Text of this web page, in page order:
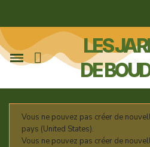
LES
DE
Vous ne pouvez pas créer de
pays (United States).
Vous ne pouvez pas créer de